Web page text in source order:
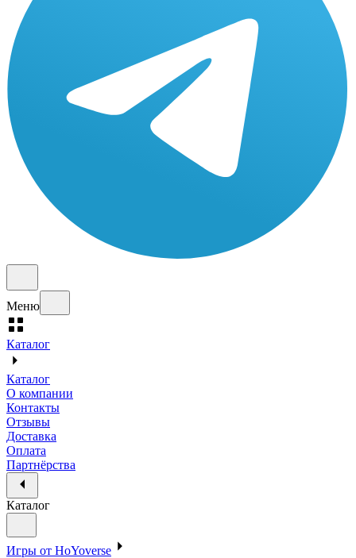
Меню
Каталог
Каталог
О компании
Контакты
Отзывы
Доставка
Оплата
Партнёрства
Каталог
Игры от HoYoverse